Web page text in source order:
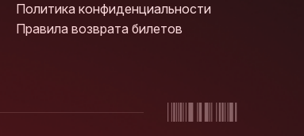
Политика конфиденциальности
Правила возврата билетов